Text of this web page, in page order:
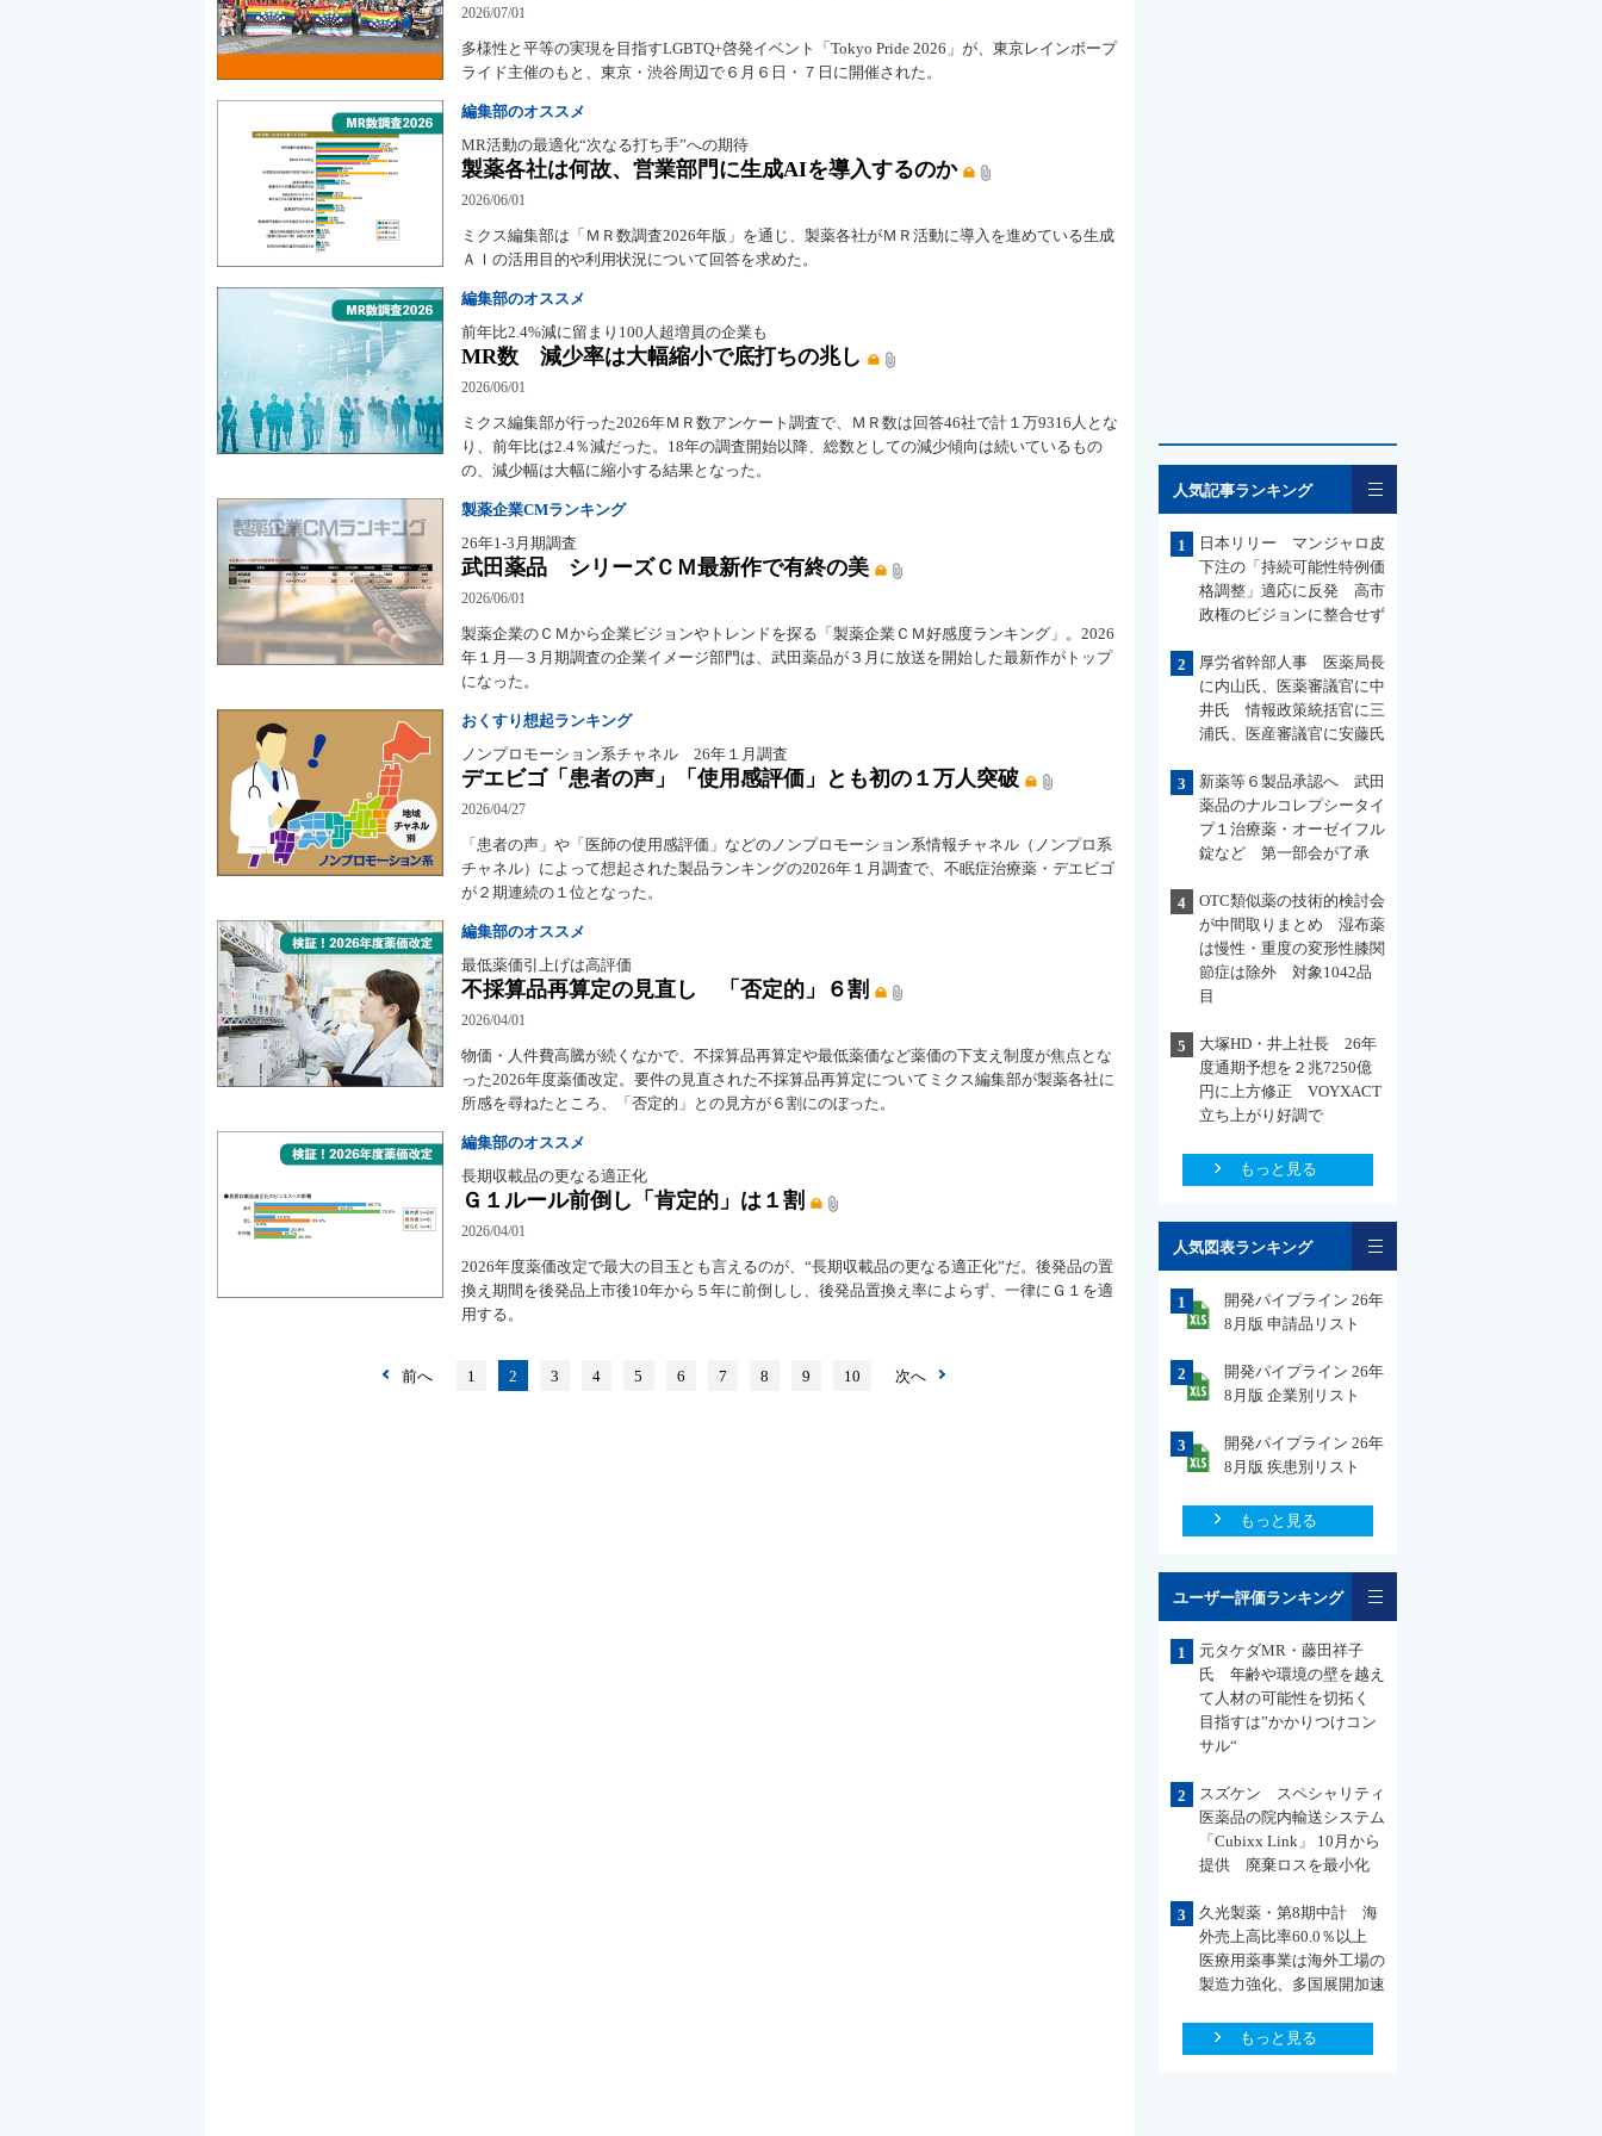
2026/07/01
多様性と平等の実現を目指すLGBTQ+啓発イベント「Tokyo Pride 2026」が、東京レインボープ
ライド主催のもと、東京・渋谷周辺で６月６日・７日に開催された。
編集部のオススメ
MR活動の最適化“次なる打ち手”への期待
製薬各社は何故、営業部門に生成AIを導入するのか
2026/06/01
ミクス編集部は「ＭＲ数調査2026年版」を通じ、製薬各社がＭＲ活動に導入を進めている生成
ＡＩの活用目的や利用状況について回答を求めた。
編集部のオススメ
前年比2.4%減に留まり100人超増員の企業も
MR数 減少率は大幅縮小で底打ちの兆し
2026/06/01
ミクス編集部が行った2026年ＭＲ数アンケート調査で、ＭＲ数は回答46社で計１万9316人とな
り、前年比は2.4％減だった。18年の調査開始以降、総数としての減少傾向は続いているもの
の、減少幅は大幅に縮小する結果となった。
製薬企業CMランキング
26年1-3月期調査
武田薬品 シリーズＣＭ最新作で有終の美
2026/06/01
製薬企業のＣＭから企業ビジョンやトレンドを探る「製薬企業ＣＭ好感度ランキング」。2026
年１月―３月期調査の企業イメージ部門は、武田薬品が３月に放送を開始した最新作がトップ
になった。
おくすり想起ランキング
ノンプロモーション系チャネル 26年１月調査
デエビゴ「患者の声」「使用感評価」とも初の１万人突破
2026/04/27
「患者の声」や「医師の使用感評価」などのノンプロモーション系情報チャネル（ノンプロ系
チャネル）によって想起された製品ランキングの2026年１月調査で、不眠症治療薬・デエビゴ
が２期連続の１位となった。
編集部のオススメ
最低薬価引上げは高評価
不採算品再算定の見直し 「否定的」６割
2026/04/01
物価・人件費高騰が続くなかで、不採算品再算定や最低薬価など薬価の下支え制度が焦点とな
った2026年度薬価改定。要件の見直された不採算品再算定についてミクス編集部が製薬各社に
所感を尋ねたところ、「否定的」との見方が６割にのぼった。
編集部のオススメ
長期収載品の更なる適正化
Ｇ１ルール前倒し「肯定的」は１割
2026/04/01
2026年度薬価改定で最大の目玉とも言えるのが、“長期収載品の更なる適正化”だ。後発品の置
換え期間を後発品上市後10年から５年に前倒しし、後発品置換え率によらず、一律にＧ１を適
用する。
前へ 1 2 3 4 5 6 7 8 9 10 次へ
人気記事ランキング
1
日本リリー マンジャロ皮
下注の「持続可能性特例価
格調整」適応に反発 高市
政権のビジョンに整合せず
2
厚労省幹部人事 医薬局長
に内山氏、医薬審議官に中
井氏 情報政策統括官に三
浦氏、医産審議官に安藤氏
3
新薬等６製品承認へ 武田
薬品のナルコレプシータイ
プ１治療薬・オーゼイフル
錠など 第一部会が了承
4
OTC類似薬の技術的検討会
が中間取りまとめ 湿布薬
は慢性・重度の変形性膝関
節症は除外 対象1042品
目
5
大塚HD・井上社長 26年
度通期予想を２兆7250億
円に上方修正 VOYXACT
立ち上がり好調で
もっと見る
人気図表ランキング
1
開発パイプライン 26年
8月版 申請品リスト
2
開発パイプライン 26年
8月版 企業別リスト
3
開発パイプライン 26年
8月版 疾患別リスト
もっと見る
ユーザー評価ランキング
1
元タケダMR・藤田祥子
氏 年齢や環境の壁を越え
て人材の可能性を切拓く
目指すは”かかりつけコン
サル“
2
スズケン スペシャリティ
医薬品の院内輸送システム
「Cubixx Link」 10月から
提供 廃棄ロスを最小化
3
久光製薬・第8期中計 海
外売上高比率60.0％以上
医療用薬事業は海外工場の
製造力強化、多国展開加速
もっと見る